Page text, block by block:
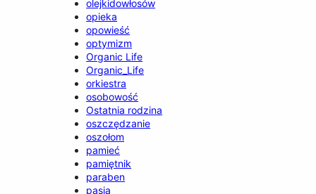
olejkidowłosów
opieka
opowieść
optymizm
Organic Life
Organic_Life
orkiestra
osobowość
Ostatnia rodzina
oszczędzanie
oszołom
pamieć
pamiętnik
paraben
pasja